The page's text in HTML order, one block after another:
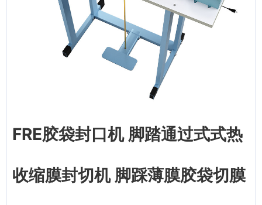
FRE胶袋封口机 脚踏通过式式热
收缩膜封切机 脚踩薄膜胶袋切膜